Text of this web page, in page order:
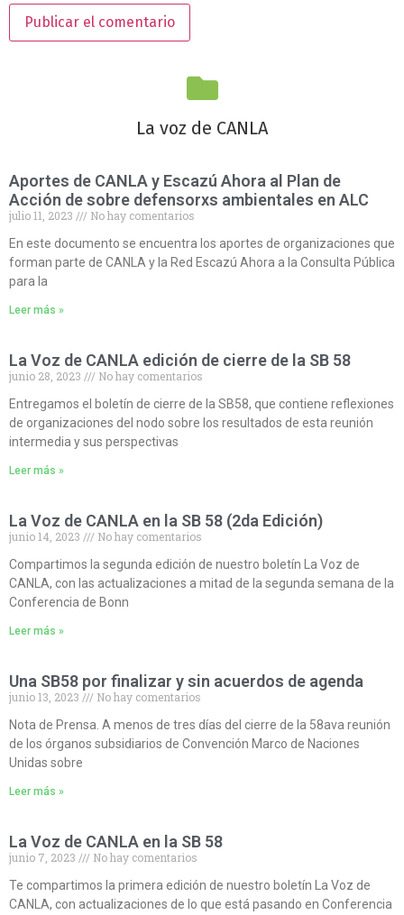
La voz de CANLA
Aportes de CANLA y Escazú Ahora al Plan de
Acción de sobre defensorxs ambientales en ALC
julio 11, 2023
No hay comentarios
En este documento se encuentra los aportes de organizaciones que
forman parte de CANLA y la Red Escazú Ahora a la Consulta Pública
para la
Leer más »
La Voz de CANLA edición de cierre de la SB 58
junio 28, 2023
No hay comentarios
Entregamos el boletín de cierre de la SB58, que contiene reflexiones
de organizaciones del nodo sobre los resultados de esta reunión
intermedia y sus perspectivas
Leer más »
La Voz de CANLA en la SB 58 (2da Edición)
junio 14, 2023
No hay comentarios
Compartimos la segunda edición de nuestro boletín La Voz de
CANLA, con las actualizaciones a mitad de la segunda semana de la
Conferencia de Bonn
Leer más »
Una SB58 por finalizar y sin acuerdos de agenda
junio 13, 2023
No hay comentarios
Nota de Prensa. A menos de tres días del cierre de la 58ava reunión
de los órganos subsidiarios de Convención Marco de Naciones
Unidas sobre
Leer más »
La Voz de CANLA en la SB 58
junio 7, 2023
No hay comentarios
Te compartimos la primera edición de nuestro boletín La Voz de
CANLA, con actualizaciones de lo que está pasando en Conferencia